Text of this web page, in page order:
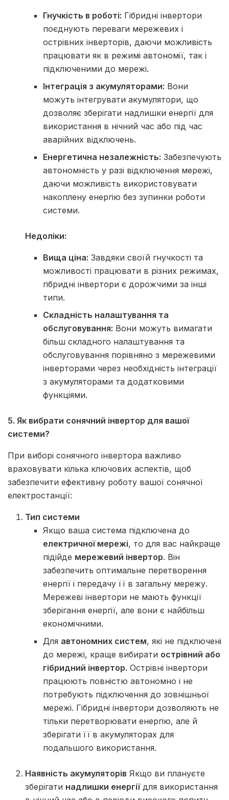
Гнучкість в роботі: Гібридні інвертори
поєднують переваги мережевих і
острівних інверторів, даючи можливість
працювати як в режимі автономії, так і
підключеними до мережі.
Інтеграція з акумуляторами: Вони
можуть інтегрувати акумулятори, що
дозволяє зберігати надлишки енергії для
використання в нічний час або під час
аварійних відключень.
Енергетична незалежність: Забезпечують
автономність у разі відключення мережі,
даючи можливість використовувати
накоплену енергію без зупинки роботи
системи.
Недоліки:
Вища ціна: Завдяки своїй гнучкості та
можливості працювати в різних режимах,
гібридні інвертори є дорожчими за інші
типи.
Складність налаштування та
обслуговування: Вони можуть вимагати
більш складного налаштування та
обслуговування порівняно з мережевими
інверторами через необхідність інтеграції
з акумуляторами та додатковими
функціями.
5. Як вибрати сонячний інвертор для вашої
системи?
При виборі сонячного інвертора важливо
враховувати кілька ключових аспектів, щоб
забезпечити ефективну роботу вашої сонячної
електростанції:
Тип системи
Якщо ваша система підключена до
електричної мережі, то для вас найкраще
підійде мережевий інвертор. Він
забезпечить оптимальне перетворення
енергії і передачу її в загальну мережу.
Мережеві інвертори не мають функції
зберігання енергії, але вони є найбільш
економічними.
Для автономних систем, які не підключені
до мережі, краще вибирати острівний або
гібридний інвертор. Острівні інвертори
працюють повністю автономно і не
потребують підключення до зовнішньої
мережі. Гібридні інвертори дозволяють не
тільки перетворювати енергію, але й
зберігати її в акумуляторах для
подальшого використання.
Наявність акумуляторів Якщо ви плануєте
зберігати надлишки енергіїдля використання